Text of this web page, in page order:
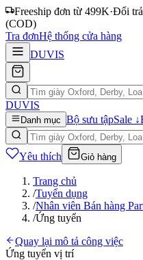
Freeship đơn từ 499K·Đổi
(COD)
Tra đơnHệ thống cửa hàng
DUVIS
DUVIS
Danh mục Bộ sưu tậpSale ↓
Yêu thích Giỏ hàng
Trang chủ
/Tuyển dụng
/Nhân viên Bán hàng
/Ứng tuyển
Quay lại mô tả công việc
Ứng tuyển vị trí